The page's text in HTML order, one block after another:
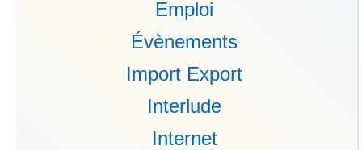
Emploi
Évènements
Import Export
Interlude
Internet